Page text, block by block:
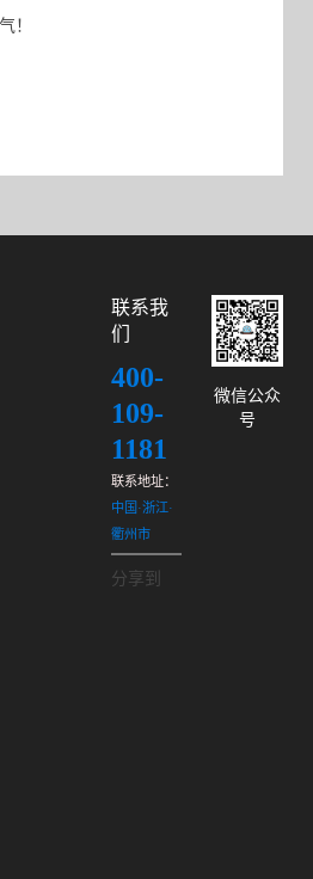
！
联系我
们
400-
109-
1181
联系地址：
中国·浙江·
衢州市
分享到
微信公众
号